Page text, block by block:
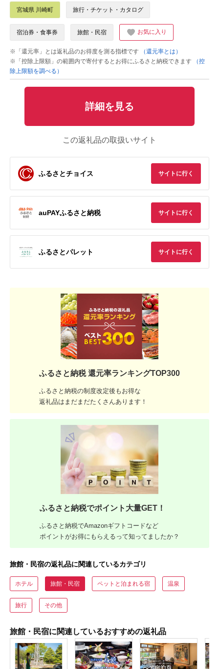
宮城県 川崎町 旅行・チケット・カタログ
宿泊券・食事券 旅館・民宿 お気に入り
※「還元率」とは返礼品のお得度を測る指標です
（還元率とは）
※「控除上限額」の範囲内で寄付するとお得にふるさと納税できます
（控
除上限額を調べる）
詳細を見る
この返礼品の取扱いサイト
ふるさとチョイス サイトに行く
auPAYふるさと納税 サイトに行く
ふるさとパレット サイトに行く
ふるさと納税 還元率ランキングTOP300
ふるさと納税の制度改定後もお得な
返礼品はまだまだたくさんあります！
ふるさと納税でポイント大量GET！
ふるさと納税でAmazonギフトコードなど
ポイントがお得にもらえるって知ってましたか？
旅館・民宿の返礼品に関連しているカテゴリ
ホテル 旅館・民宿 ペットと泊まれる宿 温泉
旅行 その他
旅館・民宿に関連しているおすすめの返礼品